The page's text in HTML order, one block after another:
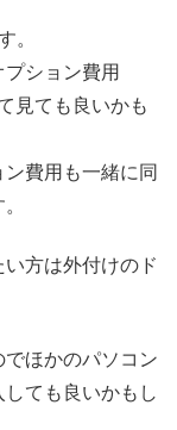
。
ション費用
見ても良いかも
費用も一緒に同
方は外付けのド
ほかのパソコン
ても良いかもし